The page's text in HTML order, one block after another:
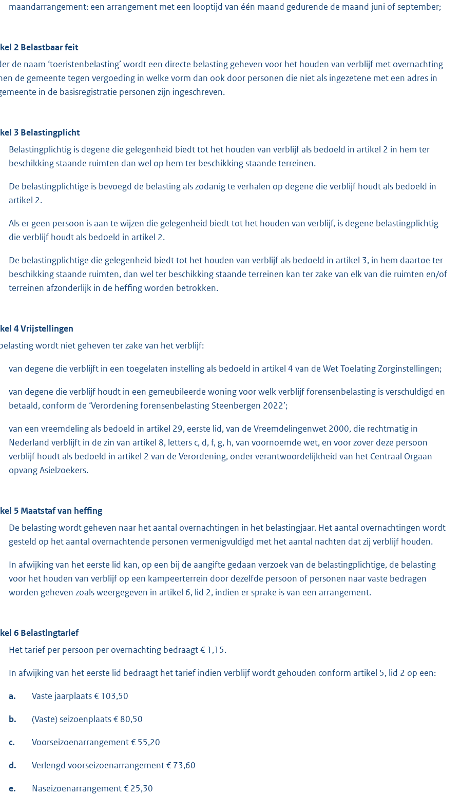
maandarrangement: een arrangement met een looptijd van één maand gedurende de maand juni of september;
2 Belastbaar feit
de naam ‘toeristenbelasting’ wordt een directe belasting geheven voor het houden van verblijf met overnachting
de gemeente tegen vergoeding in welke vorm dan ook door personen die niet als ingezetene met een adres in
in de basisregistratie personen zijn ingeschreven.
3 Belastingplicht
Belastingplichtig is degene die gelegenheid biedt tot het houden van verblijf als bedoeld in artikel 2 in hem ter
beschikking staande ruimten dan wel op hem ter beschikking staande terreinen.
De belastingplichtige is bevoegd de belasting als zodanig te verhalen op degene die verblijf houdt als bedoeld in
artikel 2.
Als er geen persoon is aan te wijzen die gelegenheid biedt tot het houden van verblijf, is degene belastingplichtig
die verblijf houdt als bedoeld in artikel 2.
De belastingplichtige die gelegenheid biedt tot het houden van verblijf als bedoeld in artikel 3, in hem daartoe ter
beschikking staande ruimten, dan wel ter beschikking staande terreinen kan ter zake van elk van die ruimten en/of
terreinen afzonderlijk in de heffing worden betrokken.
4 Vrijstellingen
wordt niet geheven ter zake van het verblijf:
van degene die verblijft in een toegelaten instelling als bedoeld in artikel 4 van de Wet Toelating Zorginstellingen;
van degene die verblijf houdt in een gemeubileerde woning voor welk verblijf forensenbelasting is verschuldigd en
betaald, conform de ‘Verordening forensenbelasting Steenbergen 2022’;
van een vreemdeling als bedoeld in artikel 29, eerste lid, van de Vreemdelingenwet 2000, die rechtmatig in
Nederland verblijft in de zin van artikel 8, letters c, d, f, g, h, van voornoemde wet, en voor zover deze persoon
verblijf houdt als bedoeld in artikel 2 van de Verordening, onder verantwoordelijkheid van het Centraal Orgaan
opvang Asielzoekers.
5 Maatstaf van heffing
De belasting wordt geheven naar het aantal overnachtingen in het belastingjaar. Het aantal overnachtingen wordt
gesteld op het aantal overnachtende personen vermenigvuldigd met het aantal nachten dat zij verblijf houden.
In afwijking van het eerste lid kan, op een bij de aangifte gedaan verzoek van de belastingplichtige, de belasting
voor het houden van verblijf op een kampeerterrein door dezelfde persoon of personen naar vaste bedragen
worden geheven zoals weergegeven in artikel 6, lid 2, indien er sprake is van een arrangement.
6 Belastingtarief
Het tarief per persoon per overnachting bedraagt € 1,15.
In afwijking van het eerste lid bedraagt het tarief indien verblijf wordt gehouden conform artikel 5, lid 2 op een:
a. Vaste jaarplaats € 103,50
b. (Vaste) seizoenplaats € 80,50
c. Voorseizoenarrangement € 55,20
d. Verlengd voorseizoenarrangement € 73,60
e. Naseizoenarrangement € 25,30